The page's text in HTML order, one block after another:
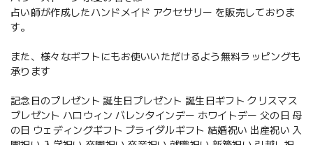
占い師が作成したハンドメイド アクセサリー を販売しておりま
す。
また、様々なギフトにもお使いいただけるよう無料ラッピングも
承ります
記念日のプレゼント 誕生日プレゼント 誕生日ギフト クリスマス
プレゼント ハロウィン バレンタインデー ホワイトデー 父の日 母
の日 ウェディングギフト ブライダルギフト 結婚祝い 出産祝い 入